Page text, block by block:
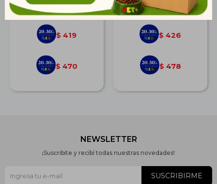
$ 580
$ 419
$ 470
$ 590
$ 426
$ 478
NEWSLETTER
¡Suscribite y recibí todas nuestras novedades!
SUSCRIBIRME